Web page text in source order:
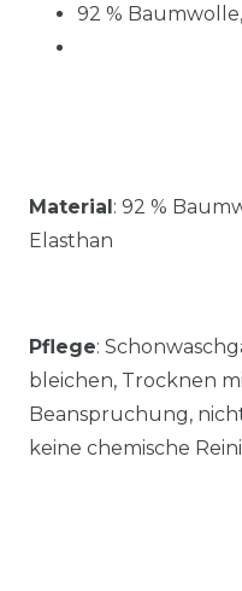
92 %
Material: 92 %
Elasthan
Pflege:
bleichen, Trocknen
Beanspruchung,
keine chemische